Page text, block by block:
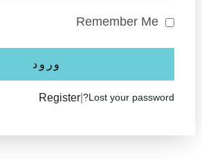
ورود
Lost your password?
Register